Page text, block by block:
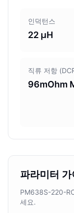
인덕턴스
22 µH
직류 저항
96mOhm
파라미터
PM638S-220-
세요.